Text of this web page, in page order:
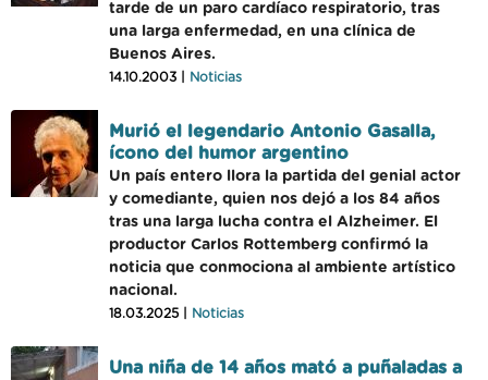
tarde de un paro cardíaco respiratorio, tras
una larga enfermedad, en una clínica de
Buenos Aires.
14.10.2003 | Noticias
Murió el legendario Antonio Gasalla,
ícono del humor argentino
Un país entero llora la partida del genial actor
y comediante, quien nos dejó a los 84 años
tras una larga lucha contra el Alzheimer. El
productor Carlos Rottemberg confirmó la
noticia que conmociona al ambiente artístico
nacional.
18.03.2025 | Noticias
Una niña de 14 años mató a puñaladas a